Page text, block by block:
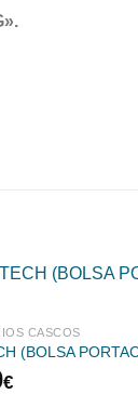
CASCOS
(BOLSA
€